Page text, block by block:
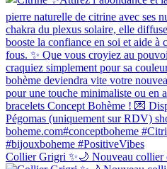
Collier Grigri ✨🌙 Nouveau collier